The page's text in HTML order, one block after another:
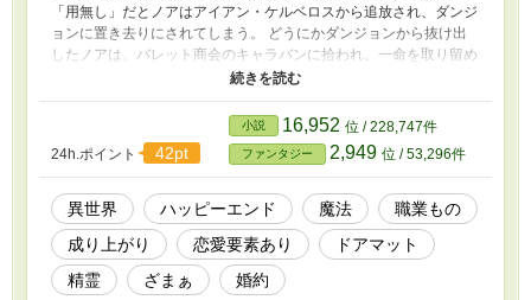
「用無し」だとノアはアイアン・ケルベロスから追放され、ダンジ
ョンに置き去りにされてしまう。 どうにかダンジョンから抜け出
したノアは、バレット商会のキャラバンに拾われ、一命を取り留め
る。 キャラバンと一緒に王都にたどり着いたノアは、勧められる
せ、遂には「聖者」という教会にとって必要不可欠な人物にまで大
出世する。 また、教会で共に学ぶ聖女候補のリリアンともだんだ
んと気持ちが通じ合っていく。 一方、ノアを捨てたアイアン・ケ
ルベロスは、治癒や荷物持ちだけでなく斥候や索敵、タンクや冒険
に必要なあらゆる雑用をノアに頼りきっていたため、今まで遂行で
きていた依頼すらも失敗するようになり、元々の傲慢な態度も相俟
って、冒険者ギルド内での立場も危うくなり、追い詰められてい
く。 ブラックな冒険者パーティーから、ホワイトな神官職へ！天
職を掴んでノアが幸せになっていく物語。 ※『鈴蘭の魔女の代替
24h.ポイント 42pt
小説 16,952 位 / 228,747件
ファンタジー 2,949 位 / 53,296件
異世界 ハッピーエンド 魔法
職業もの
成り上がり
恋愛要素あり
ドアマット
精霊
ざまぁ 婚約